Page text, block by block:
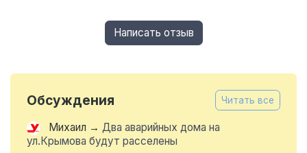
Написать отзыв
Обсуждения Читать все
Михаил → Два аварийных дома на
ул.Крымова будут расселены